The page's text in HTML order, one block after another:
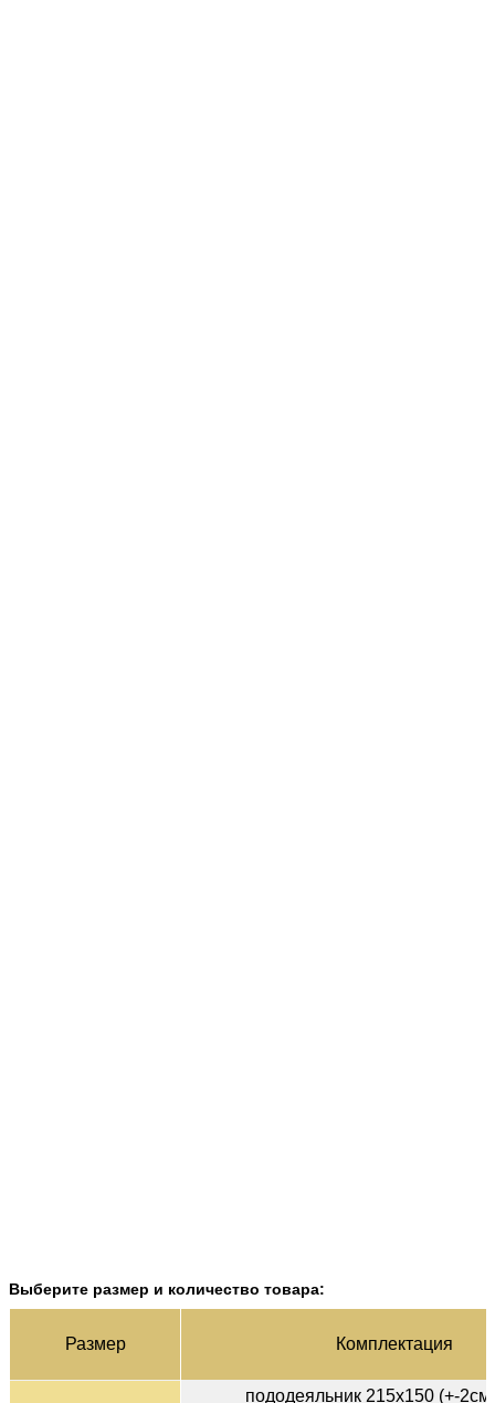
Выберите размер и количество товара:
Раз­мер Ком­плек­тация
пододеяльник 215х150 (+-